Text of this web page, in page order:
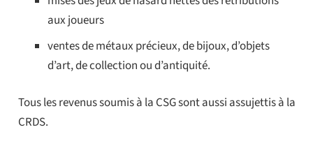
aux joueurs
ventes de métaux précieux, de bijoux, d’objets
d’art, de collection ou d’antiquité.
Tous les revenus soumis à la CSG sont aussi assujettis à la
CRDS.